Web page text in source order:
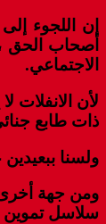
إن اللجوء
أصحاب الحق
الاجتماعي.
لأن الانفلات
ذات طابع
ولسنا
ومن جهة
سلاسل تموين